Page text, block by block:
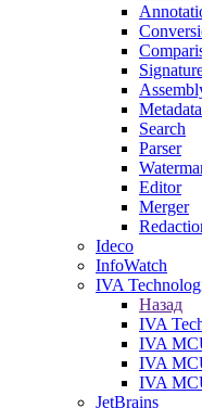
Metadata
Search
Parser
Editor
Merger
Ideco
InfoWatch
IVA
Назад
IVA
IVA
IVA
IVA
JetBrains